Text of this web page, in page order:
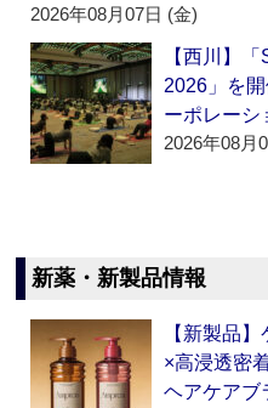
2026年08月07日 (金)
【西川】
2026」を
ーポレー
2026年08月
新薬・新製品情報
【新製品
×高浸透密
ヘアケア